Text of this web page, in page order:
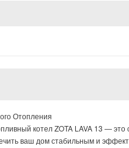
Отопления
котел ZOTA LAVA 13 — это
ваш дом стабильным и